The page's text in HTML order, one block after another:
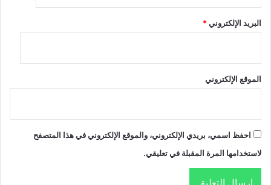
البريد الإلكتروني*
الموقع الإلكتروني
احفظ اسمي، بريدي الإلكتروني، والموقع الإلكتروني في هذا المتصفح
لاستخدامها المرة المقبلة في تعليقي.